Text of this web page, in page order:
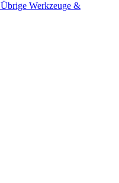
Übrige Werkzeuge &